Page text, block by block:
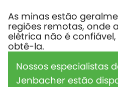
As minas estão
regiões remotas, onde
elétrica não é confiável,
obtê-la.
Nossos especialistas
Jenbacher estão